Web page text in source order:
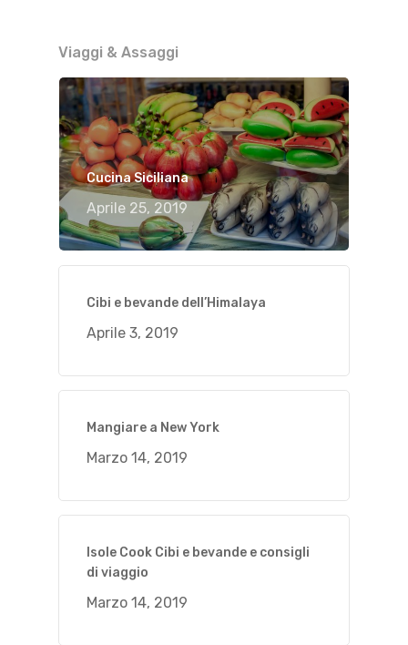
Viaggi & Assaggi
Cucina Siciliana
Aprile 25, 2019
Cibi e bevande dell’Himalaya
Aprile 3, 2019
Mangiare a New York
Marzo 14, 2019
Isole Cook Cibi e bevande e consigli
di viaggio
Marzo 14, 2019